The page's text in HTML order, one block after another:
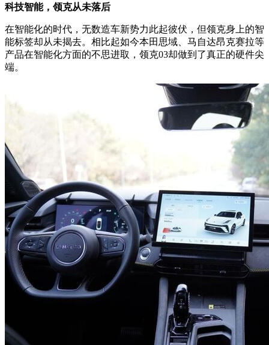
科技智能，领克从未落后
在智能化的时代，无数造车新势力此起彼伏，但领克身上的智
能标签却从未揭去。相比起如今本田思域、马自达昂克赛拉等
产品在智能化方面的不思进取，领克03却做到了真正的硬件尖
端。